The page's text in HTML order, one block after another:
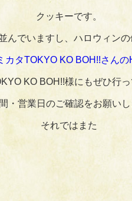
クッキーです。
んでいますし、ハロウィンの
カタTOKYO KO BOH!!さんの
KO BOH!!様にもぜひ行っ
・営業日のご確認をお願いし
それではまた